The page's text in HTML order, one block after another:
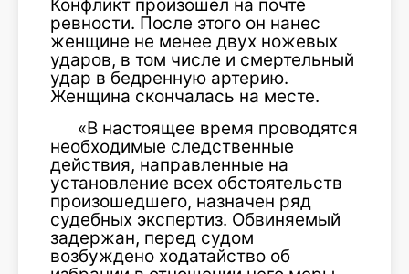
Конфликт произошёл на почте
ревности. После этого он нанес
женщине не менее двух ножевых
ударов, в том числе и смертельный
удар в бедренную артерию.
Женщина скончалась на месте.
«В настоящее время проводятся
необходимые следственные
действия, направленные на
установление всех обстоятельств
произошедшего, назначен ряд
судебных экспертиз. Обвиняемый
задержан, перед судом
возбуждено ходатайство об